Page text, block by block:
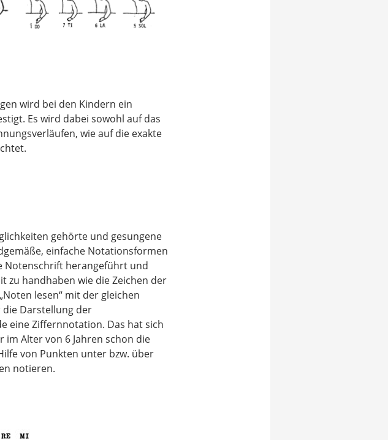
wird bei den Kindern ein
Es wird dabei sowohl auf das
wie auf die exakte
gehörte und gesungene
einfache Notationsformen
Notenschrift herangeführt und
zu handhaben wie die Zeichen der
lesen“ mit der gleichen
die Darstellung der
eine Ziffernnotation. Das hat sich
im Alter von 6 Jahren schon die
von Punkten unter bzw. über
notieren.